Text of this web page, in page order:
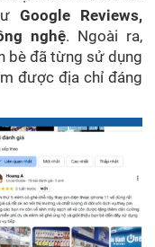
Google Reviews,
nghệ. Ngoài ra,
bè đã từng sử dụng
được địa chỉ đáng